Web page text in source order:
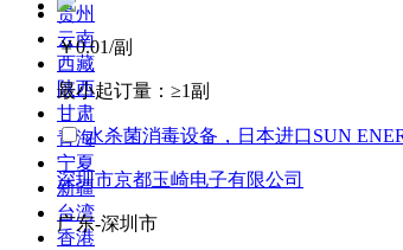
贵州
云南
西藏
陕西
甘肃
青海
宁夏
新疆
台湾
香港
￥0.01/副
最小起订量： ≥1副
水杀菌消毒设备，日本进口SUN
深圳市京都玉崎电子有限公司
广东-深圳市